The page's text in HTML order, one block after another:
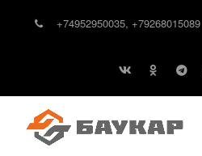
+74952950035, +79268015089